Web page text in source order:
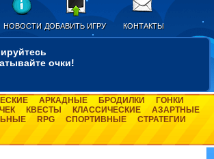
НОВОСТИ ДОБАВИТЬ ИГРУ КОНТАКТЫ
очки!
АРКАДНЫЕ БРОДИЛКИ
ГОНКИ
КВЕСТЫ КЛАССИЧЕСКИЕ
АЗАРТНЫЕ
RPG СПОРТИВНЫЕ
СТРАТЕГИИ